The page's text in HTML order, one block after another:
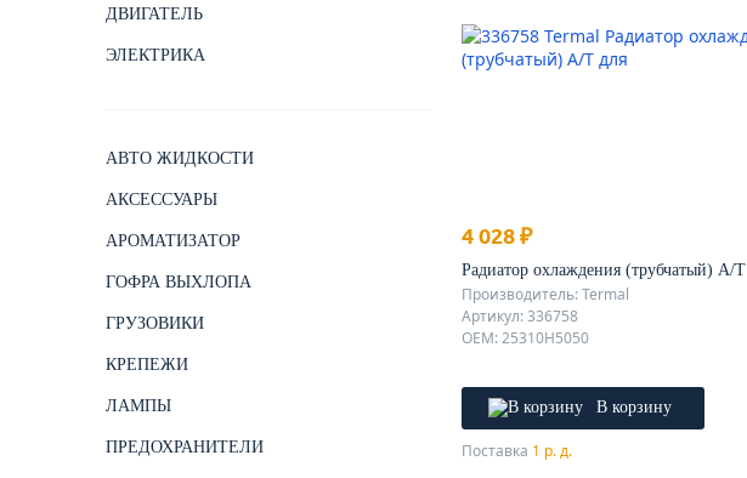
ДВИГАТЕЛЬ
ЭЛЕКТРИКА
АВТО ЖИДКОСТИ
АКСЕССУАРЫ
АРОМАТИЗАТОР
ГОФРА ВЫХЛОПА
ГРУЗОВИКИ
КРЕПЕЖИ
ЛАМПЫ
ПРЕДОХРАНИТЕЛИ
4 028 ₽
Радиатор охлаждения (трубчатый) А/Т
Производитель: Termal
Артикул: 336758
OEM: 25310H5050
В корзину
Поставка 1 р. д.